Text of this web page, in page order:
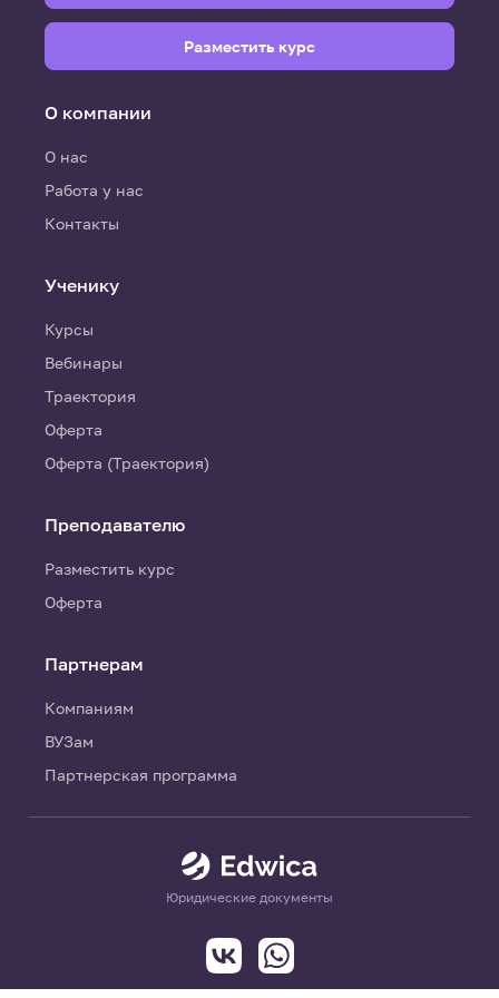
Юридические документы
О компании
О нас
Работа у нас
Контакты
Ученику
Курсы
Вебинары
Траектория
Оферта
Оферта (Траектория)
Преподавателю
Разместить курс
Оферта
Партнерам
Компаниям
ВУЗам
Партнерская программа
Разместить курс